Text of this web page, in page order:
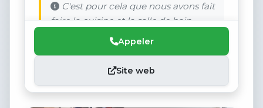
C'est pour cela que nous avons fait
faire la cuisine et la salle de bain.
Appeler
Site web